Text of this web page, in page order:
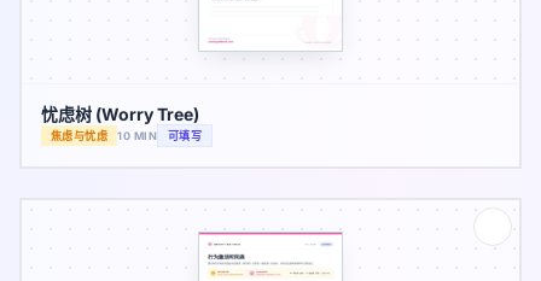
忧虑树 (Worry Tree)
焦虑与忧虑 10 MIN 可填写